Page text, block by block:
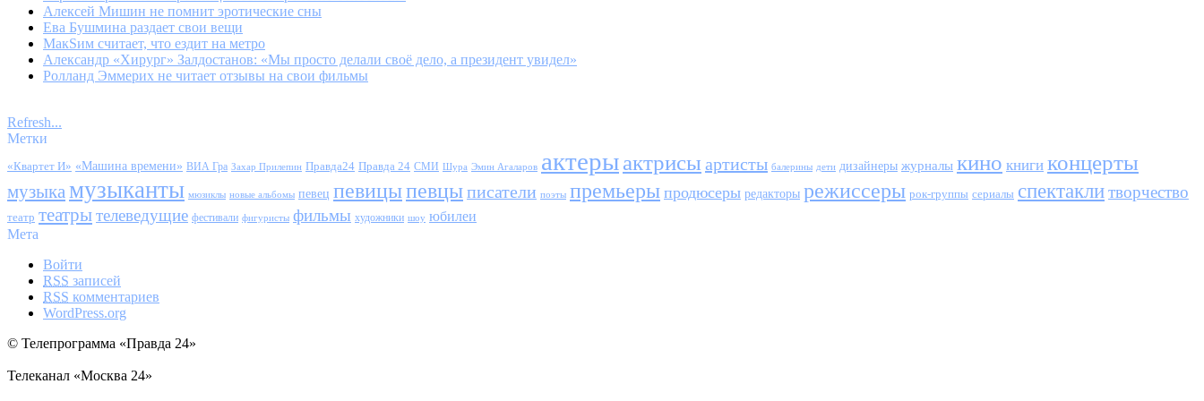
Алексей Мишин не помнит эротические сны
Ева Бушмина раздает свои вещи
МакSим считает, что ездит на метро
Александр «Хирург» Залдостанов: «Мы просто делали своё дело, а президент увидел»
Ролланд Эммерих не читает отзывы на свои фильмы
Refresh...
Метки
«Квартет И» «Машина времени» ВИА Гра Захар Прилепин Правда24 Правда 24 СМИ Шура Эмин Агаларов актерыактрисы артисты балерины дети дизайнеры журналы кино книги концерты
музыка музыканты мюзиклы новые альбомы певец певицыпевцыписатели поэты премьеры продюсеры редакторы режиссеры рок-группы сериалы спектаклитворчество
театр театрытелеведущие фестивали фигуристы фильмы художники шоу юбилеи
Мета
Войти
RSS записей
RSS комментариев
WordPress.org
© Телепрограмма «Правда 24»
Телеканал «Москва 24»